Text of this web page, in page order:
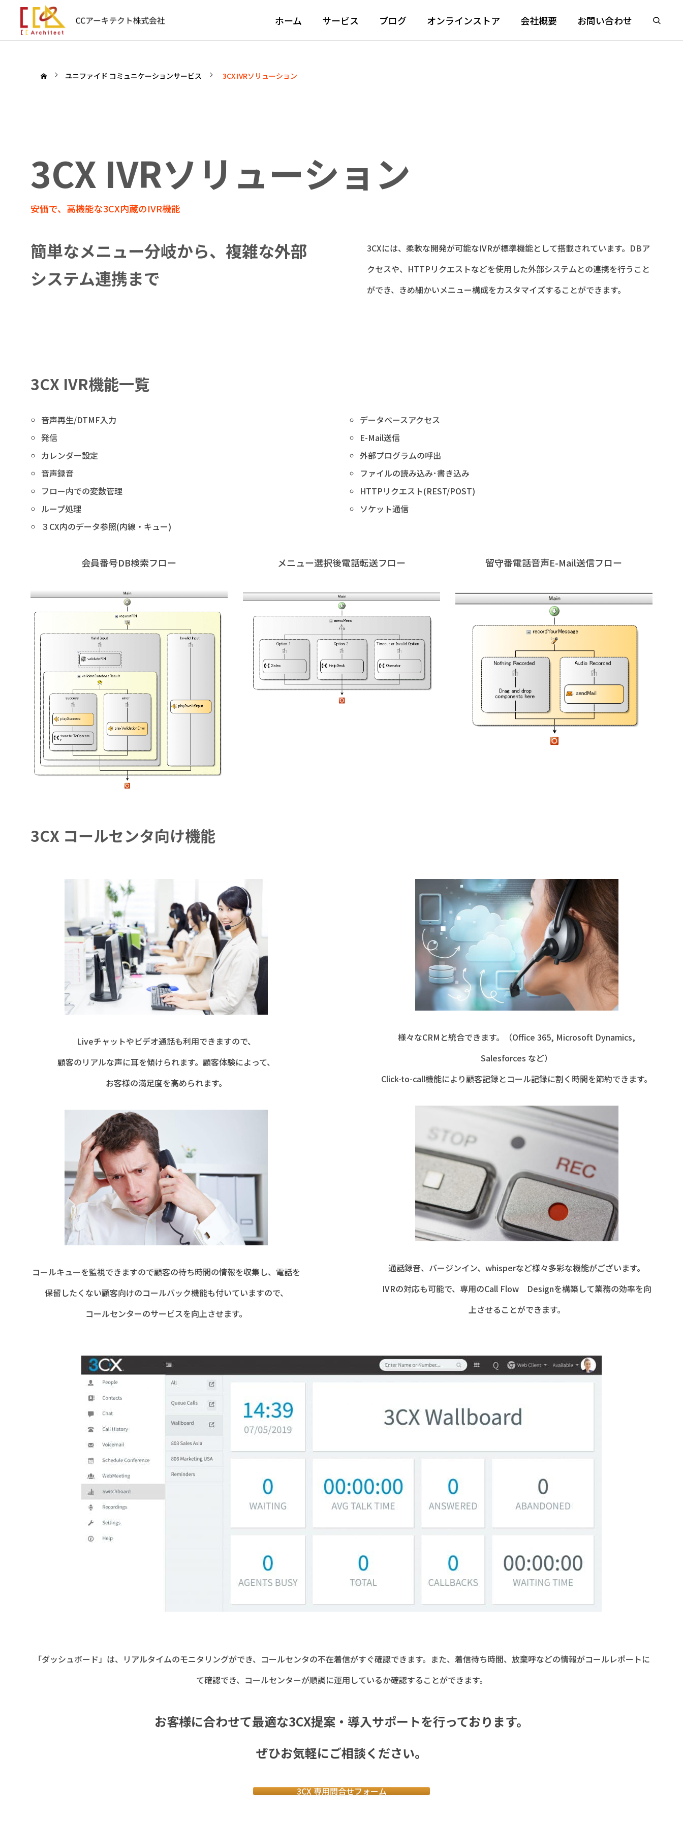
ホーム サービス ブログ オンラインストア 会社概要 お問い合わせ
ユニファイド コミュニケーションサービス 3CX IVRソリューション
3CX IVRソリューション
安価で、高機能な3CX内蔵のIVR機能
簡単なメニュー分岐から、複雑な外部
システム連携まで
3CXには、柔軟な開発が可能なIVRが標準機能として搭載されています。DBア
クセスや、HTTPリクエストなどを使用した外部システムとの連携を行うこと
ができ、きめ細かいメニュー構成をカスタマイズすることができます。
3CX IVR機能一覧
音声再生/DTMF入力
発信
カレンダー設定
音声録音
フロー内での変数管理
ループ処理
３CX内のデータ参照(内線・キュー)
データベースアクセス
E-Mail送信
外部プログラムの呼出
ファイルの読み込み･書き込み
HTTPリクエスト(REST/POST)
ソケット通信
会員番号DB検索フロー メニュー選択後電話転送フロー 留守番電話音声E-Mail送信フロー
3CX コールセンタ向け機能
Liveチャットやビデオ通話も利用できますので、
顧客のリアルな声に耳を傾けられます。顧客体験によって、
お客様の満足度を高められます。
コールキューを監視できますので顧客の待ち時間の情報を収集し、電話を
保留したくない顧客向けのコールバック機能も付いていますので、
コールセンターのサービスを向上させます。
様々なCRMと統合できます。（Office 365, Microsoft Dynamics,
Salesforces など）
Click-to-call機能により顧客記録とコール記録に割く時間を節約できます。
通話録音、バージンイン、whisperなど様々多彩な機能がございます。
IVRの対応も可能で、専用のCall Flow Designを構築して業務の効率を向
上させることができます。
「ダッシュボード」は、リアルタイムのモニタリングができ、コールセンタの不在着信がすぐ確認できます。また、着信待ち時間、放棄呼などの情報がコールレポートに
て確認でき、コールセンターが順調に運用しているか確認することができます。
お客様に合わせて最適な3CX提案・導入サポートを行っております。
ぜひお気軽にご相談ください。
3CX 専用問合せフォーム